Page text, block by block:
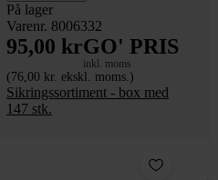
På lager
Varenr. 8006332
95,00 krGO' PRIS
inkl. moms
(76,00 kr. ekskl. moms.)
Sikringssortiment - box med
147 stk.